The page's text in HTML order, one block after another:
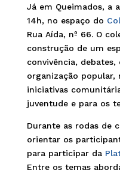
Já em Queimados, a
14h, no espaço do
Rua Aída, nº 66. O
construção de um
convivência,
organização
iniciativas
juventude e para os
Durante as rodas de
orientar os
para participar da
Entre os temas